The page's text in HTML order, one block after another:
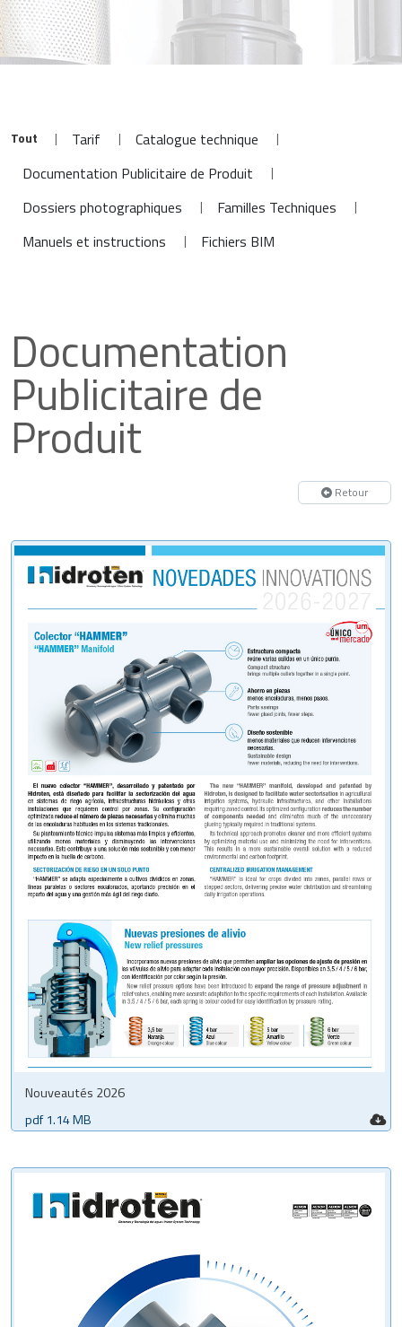
Tout | Tarif | Catalogue technique |
Documentation Publicitaire de Produit |
Dossiers photographiques | Familles Techniques |
Manuels et instructions | Fichiers BIM
Documentation
Publicitaire de
Produit
Retour
Nouveautés 2026
pdf 1.14 MB